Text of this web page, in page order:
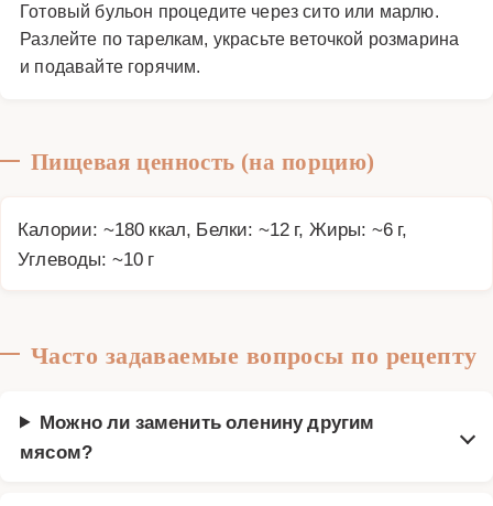
Готовый бульон процедите через сито или марлю.
Разлейте по тарелкам, украсьте веточкой розмарина
и подавайте горячим.
Пищевая ценность (на порцию)
Калории: ~180 ккал, Белки: ~12 г, Жиры: ~6 г,
Углеводы: ~10 г
Часто задаваемые вопросы по рецепту
Можно ли заменить оленину другим
мясом?